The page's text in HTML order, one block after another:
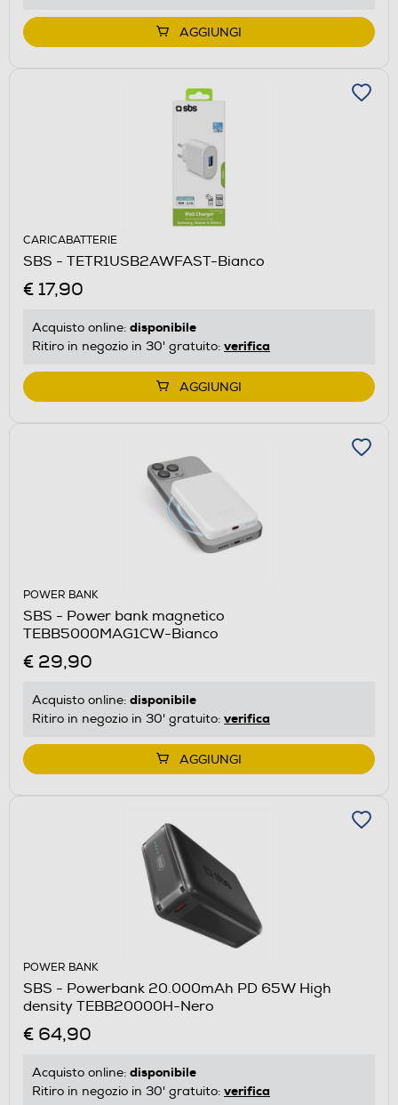
AGGIUNGI
CARICABATTERIE
SBS - TETR1USB2AWFAST-Bianco
€ 17,90
Acquisto online: disponibile
Ritiro in negozio in 30' gratuito: verifica
AGGIUNGI
POWER BANK
SBS - Power bank magnetico
TEBB5000MAG1CW-Bianco
€ 29,90
Acquisto online: disponibile
Ritiro in negozio in 30' gratuito: verifica
AGGIUNGI
POWER BANK
SBS - Powerbank 20.000mAh PD 65W High
density TEBB20000H-Nero
€ 64,90
Acquisto online: disponibile
Ritiro in negozio in 30' gratuito: verifica